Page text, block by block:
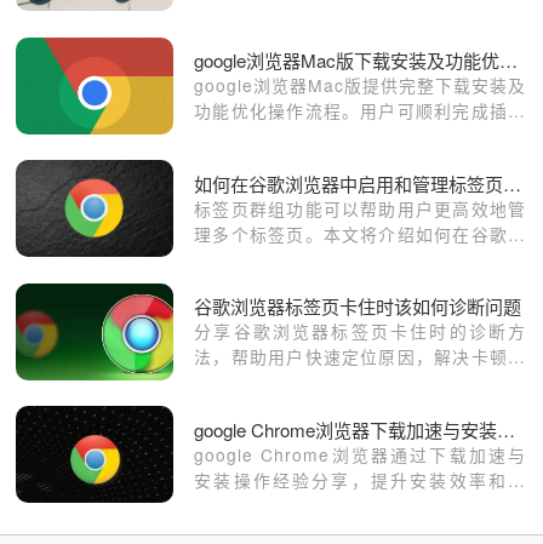
google浏览器Mac版下载安装及功能优化教程
google浏览器Mac版提供完整下载安装及
功能优化操作流程。用户可顺利完成插件
如何在谷歌浏览器中启用和管理标签页群组功能
标签页群组功能可以帮助用户更高效地管
理多个标签页。本文将介绍如何在谷歌浏
谷歌浏览器标签页卡住时该如何诊断问题
分享谷歌浏览器标签页卡住时的诊断方
法，帮助用户快速定位原因，解决卡顿问
google Chrome浏览器下载加速与安装操作经验分享
google Chrome浏览器通过下载加速与
安装操作经验分享，提升安装效率和速
操作技巧，保证用户高效部署浏览器。